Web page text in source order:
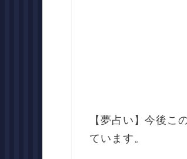
【夢占い】今後こ
ています。